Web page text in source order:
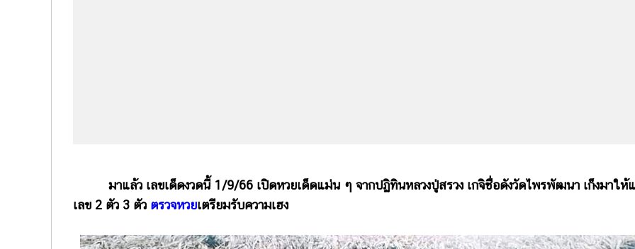
มาแล้ว เลขเด็ดงวดนี้ 1/9/66 เปิดหวยเด็ดแม่น ๆ จากปฏิทินหลวงปู่สรวง เกจิชื่อดังวัดไพรพัฒนา เก็งมาให้
เลข 2 ตัว 3 ตัว ตรวจหวยเตรียมรับความเฮง